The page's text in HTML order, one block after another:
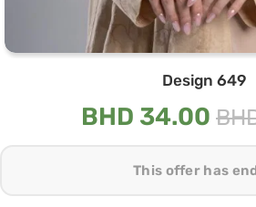
Design 649
BHD 34.00
This offer has